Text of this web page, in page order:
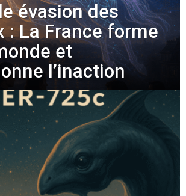
évasion des
: La France forme
et
l’inaction